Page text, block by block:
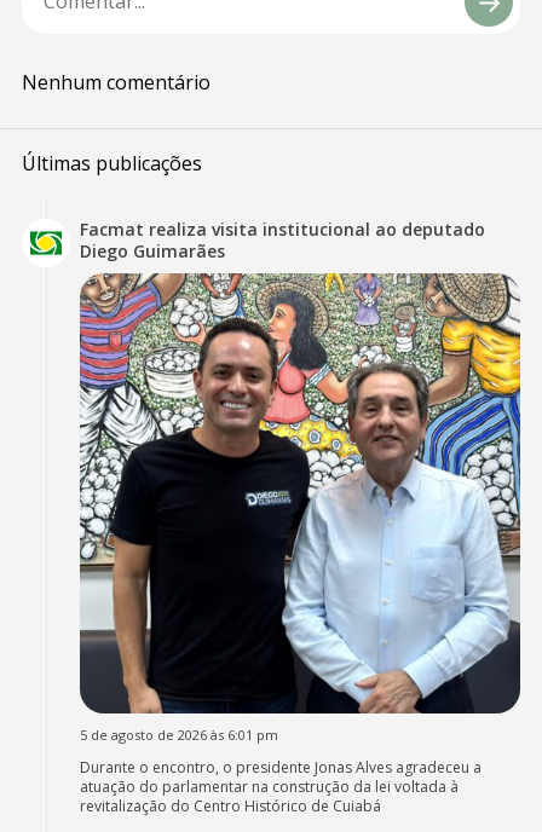
Nenhum comentário
Últimas publicações
Facmat realiza visita institucional ao deputado
Diego Guimarães
5 de agosto de 2026 às 6:01 pm
Durante o encontro, o presidente Jonas Alves agradeceu a
atuação do parlamentar na construção da lei voltada à
revitalização do Centro Histórico de Cuiabá